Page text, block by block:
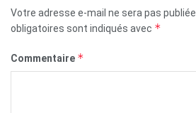
Votre adresse e-mail ne sera pas publiée.
obligatoires sont indiqués avec *
Commentaire *